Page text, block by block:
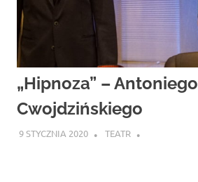
„Hipnoza” – Antoniego
Cwojdzińskiego
9 STYCZNIA 2020 TEATR